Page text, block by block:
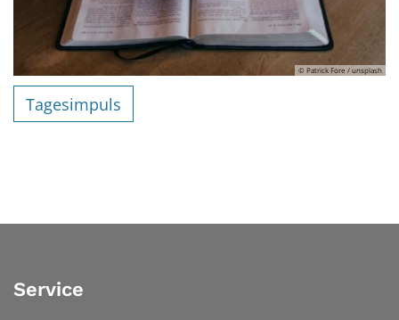
© Patrick Fore / unsplash
Tagesimpuls
Service